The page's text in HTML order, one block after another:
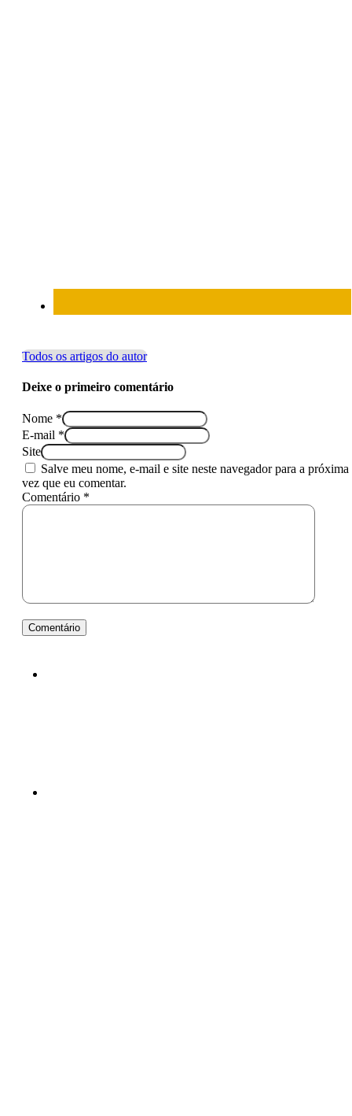
Todos os artigos do autor
Deixe o primeiro comentário
Nome *
E-mail *
Site
Salve meu nome, e-mail e site neste navegador para a próxima
vez que eu comentar.
Comentário *